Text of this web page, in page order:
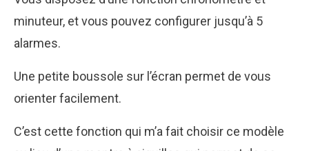
minuteur, et vous pouvez configurer jusqu’à 5
alarmes.
Une petite boussole sur l’écran permet de vous
orienter facilement.
C’est cette fonction qui m’a fait choisir ce modèle